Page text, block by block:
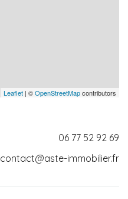
Leaflet | ©OpenStreetMapcontributors
06 77 52 92 69
contact@aste-immobilier.fr